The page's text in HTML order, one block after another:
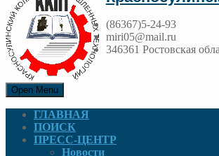
(86367)5-24-93
miri05@mail.ru
346361 Ростовская
Open Menu
ГЛАВНАЯ
ПОИСК
ПРЕСС-ЦЕНТР
Новости